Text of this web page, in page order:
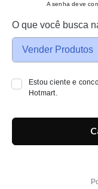
A senha deve
O que você busca
Vender Produtos
Estou ciente e
Hotmart.